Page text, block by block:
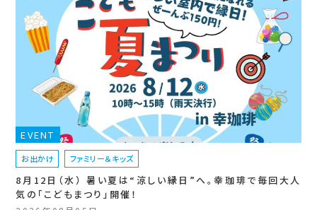
EVENT
お出かけ ファミリー＆キッズ
8月12日（水） 暑い夏は“涼しい縁日”へ。幸珈琲で毎回大人
気の「こどもまつり」開催！